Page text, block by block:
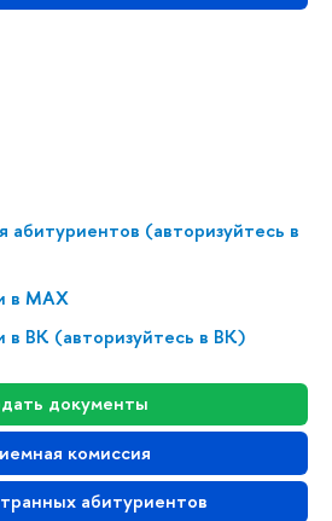
абитуриентов (авторизуйтесь в
в MAX
в ВК (авторизуйтесь в ВК)
документы
комиссия
абитуриентов